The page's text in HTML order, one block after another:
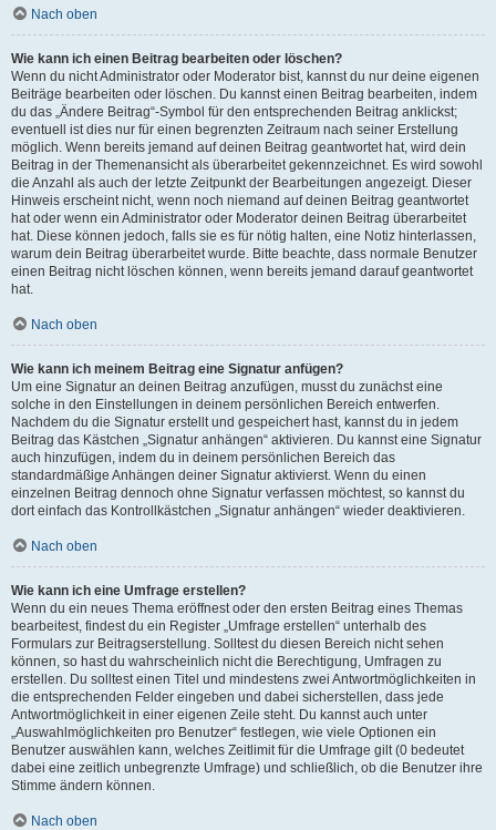
Nach oben
Wie kann ich einen Beitrag bearbeiten oder löschen?
Wenn du nicht Administrator oder Moderator bist, kannst du nur deine eigenen
Beiträge bearbeiten oder löschen. Du kannst einen Beitrag bearbeiten, indem
du das „Ändere Beitrag“-Symbol für den entsprechenden Beitrag anklickst;
eventuell ist dies nur für einen begrenzten Zeitraum nach seiner Erstellung
möglich. Wenn bereits jemand auf deinen Beitrag geantwortet hat, wird dein
Beitrag in der Themenansicht als überarbeitet gekennzeichnet. Es wird sowohl
die Anzahl als auch der letzte Zeitpunkt der Bearbeitungen angezeigt. Dieser
Hinweis erscheint nicht, wenn noch niemand auf deinen Beitrag geantwortet
hat oder wenn ein Administrator oder Moderator deinen Beitrag überarbeitet
hat. Diese können jedoch, falls sie es für nötig halten, eine Notiz hinterlassen,
warum dein Beitrag überarbeitet wurde. Bitte beachte, dass normale Benutzer
einen Beitrag nicht löschen können, wenn bereits jemand darauf geantwortet
hat.
Nach oben
Wie kann ich meinem Beitrag eine Signatur anfügen?
Um eine Signatur an deinen Beitrag anzufügen, musst du zunächst eine
solche in den Einstellungen in deinem persönlichen Bereich entwerfen.
Nachdem du die Signatur erstellt und gespeichert hast, kannst du in jedem
Beitrag das Kästchen „Signatur anhängen“ aktivieren. Du kannst eine Signatur
auch hinzufügen, indem du in deinem persönlichen Bereich das
standardmäßige Anhängen deiner Signatur aktivierst. Wenn du einen
einzelnen Beitrag dennoch ohne Signatur verfassen möchtest, so kannst du
dort einfach das Kontrollkästchen „Signatur anhängen“ wieder deaktivieren.
Nach oben
Wie kann ich eine Umfrage erstellen?
Wenn du ein neues Thema eröffnest oder den ersten Beitrag eines Themas
bearbeitest, findest du ein Register „Umfrage erstellen“ unterhalb des
Formulars zur Beitragserstellung. Solltest du diesen Bereich nicht sehen
können, so hast du wahrscheinlich nicht die Berechtigung, Umfragen zu
erstellen. Du solltest einen Titel und mindestens zwei Antwortmöglichkeiten in
die entsprechenden Felder eingeben und dabei sicherstellen, dass jede
Antwortmöglichkeit in einer eigenen Zeile steht. Du kannst auch unter
„Auswahlmöglichkeiten pro Benutzer“ festlegen, wie viele Optionen ein
Benutzer auswählen kann, welches Zeitlimit für die Umfrage gilt (0 bedeutet
dabei eine zeitlich unbegrenzte Umfrage) und schließlich, ob die Benutzer ihre
Stimme ändern können.
Nach oben